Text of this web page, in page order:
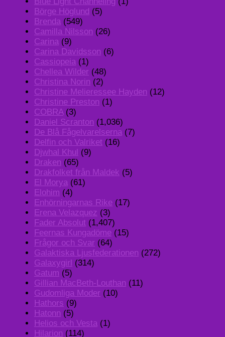
Börge Höglund (5)
Brenda (549)
Camilla Nilsson (26)
Carina (9)
Carina Davidsson (6)
Cassiopeia (1)
Chellea Wilder (48)
Christina Norin (2)
Christine Melieressee Hayden (12)
Christine Preston (1)
COBRA(3)
Daniel Scranton (1,036)
De Blå Fågelvarelserna (7)
Delfin och Valriket (16)
Djwhal Khul (9)
Draken (65)
Drakfolket från Maldek (5)
El Morya (61)
Elohim (4)
Enhörningarnas Rike (17)
Erena Velazquez (3)
Fader Absolut (1,407)
Feernas Kungadöme (15)
Frågor och Svar (64)
Galaktiska Ljusfederationen (272)
Galaxygirl (314)
Gatum (5)
Gillian MacBeth-Louthan (11)
Gudomliga Moder (10)
Hathors (9)
Hatonn (5)
Helios och Vesta (1)
Hilarion (114)